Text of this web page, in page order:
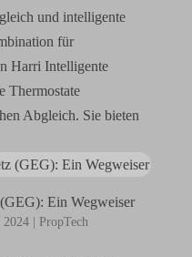
und intelligente
für
Harri Intelligente
Thermostate
Abgleich. Sie bieten
Ein Wegweiser
2024| PropTech